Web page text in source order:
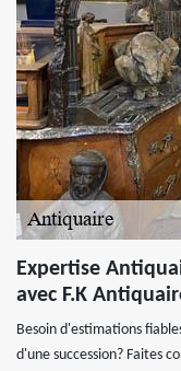
Expertise
avec F.K
Besoin d'estimations
d'une succession? Faites